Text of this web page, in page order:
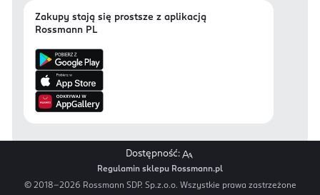
Zakupy stają się prostsze z aplikacją
Rossmann PL
Dostępność:
Regulamin sklepu Rossmann.pl
© 2018-2026 Rossmann SDP. Sp.z.o.o. Wszystkie prawa zastrzeżone